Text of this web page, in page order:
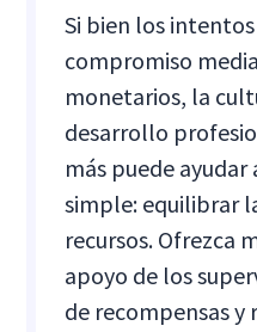
Si bien los
compromiso
monetarios, la
desarrollo
más puede
simple: equilibrar
recursos. Ofrezca
apoyo de los
de recompensas